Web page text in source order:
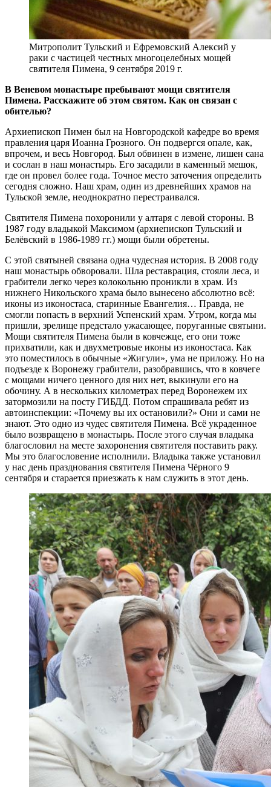
Митрополит Тульский и Ефремовский Алексий у
раки с частицей честных многоцелебных мощей
святителя Пимена, 9 сентября 2019 г.
В Веневом монастыре пребывают мощи святителя
Пимена. Расскажите об этом святом. Как он связан с
обителью?
Архиепископ Пимен был на Новгородской кафедре во время
правления царя Иоанна Грозного. Он подвергся опале, как,
впрочем, и весь Новгород. Был обвинен в измене, лишен сана
и сослан в наш монастырь. Его засадили в каменный мешок,
где он провел более года. Точное место заточения определить
сегодня сложно. Наш храм, один из древнейших храмов на
Тульской земле, неоднократно перестраивался.
Святителя Пимена похоронили у алтаря с левой стороны. В
1987 году владыкой Максимом (архиепископ Тульский и
Белёвский в 1986-1989 гг.) мощи были обретены.
С этой святыней связана одна чудесная история. В 2008 году
наш монастырь обворовали. Шла реставрация, стояли леса, и
грабители легко через колокольню проникли в храм. Из
нижнего Никольского храма было вынесено абсолютно всё:
иконы из иконостаса, старинные Евангелия… Правда, не
смогли попасть в верхний Успенский храм. Утром, когда мы
пришли, зрелище предстало ужасающее, поруганные святыни.
Мощи святителя Пимена были в ковчежце, его они тоже
прихватили, как и двухметровые иконы из иконостаса. Как
это поместилось в обычные «Жигули», ума не приложу. Но на
подъезде к Воронежу грабители, разобравшись, что в ковчеге
с мощами ничего ценного для них нет, выкинули его на
обочину. А в нескольких километрах перед Воронежем их
затормозили на посту ГИБДД. Потом спрашивала ребят из
автоинспекции: «Почему вы их остановили?» Они и сами не
знают. Это одно из чудес святителя Пимена. Всё украденное
было возвращено в монастырь. После этого случая владыка
благословил на месте захоронения святителя поставить раку.
Мы это благословение исполнили. Владыка также установил
у нас день празднования святителя Пимена Чёрного 9
сентября и старается приезжать к нам служить в этот день.